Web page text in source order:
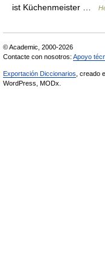
ist Küchenmeister …
© Academic, 2000-2026
Contacte con nosotros: Apoyo
Exportación Diccionarios , creado
WordPress, MODx.